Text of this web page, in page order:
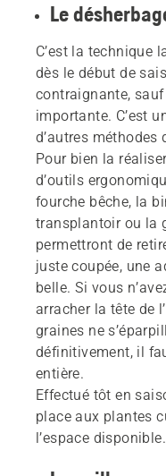
Le
C’est la technique
dès le début de
contraignante,
importante. C’est
d’autres méthodes
Pour bien la
d’outils
fourche bêche, la
transplantoir ou la
permettront de
juste coupée, une
belle. Si vous
arracher la tête de
graines ne
définitivement, il
entière.
Effectué tôt en
place aux plantes
l’espace disponible.